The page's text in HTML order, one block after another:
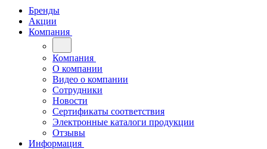
Бренды
Акции
Компания
Компания
О компании
Видео о компании
Сотрудники
Новости
Сертификаты соответствия
Электронные каталоги продукции
Отзывы
Информация